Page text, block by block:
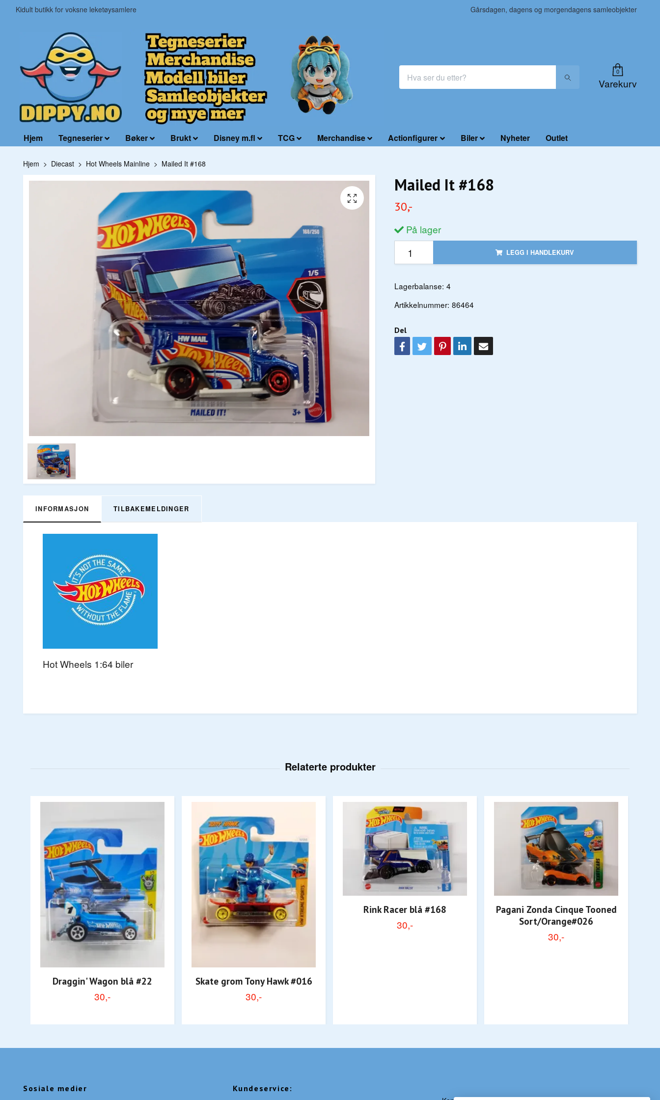
Kidult butikk for voksne leketøysamlere Gårsdagen, dagens og morgendagens samleobjekter
0
Varekurv
Hjem Tegneserier Bøker Brukt Disney m.fl TCG Merchandise Actionfigurer Biler Nyheter Outlet
Hjem Diecast Hot Wheels Mainline Mailed It #168
Mailed It #168
30,-
På lager
LEGG I HANDLEKURV
Lagerbalanse: 4
Artikkelnummer: 86464
Del
INFORMASJON TILBAKEMELDINGER
Hot Wheels 1:64 biler
Draggin' Wagon blå #22
30,-
Skate grom Tony Hawk #016
30,-
Rink Racer blå #168
30,-
Pagani Zonda Cinque Tooned
Sort/Orange#026
30,-
Sosiale medier
Kundeservice: